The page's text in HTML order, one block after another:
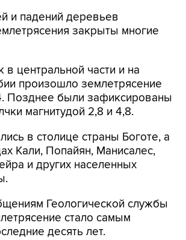
и падений деревьев
закрыты многие
в центральной части и на
произошло землетрясение
Позднее были зафиксированы
магнитудой 2,8 и 4,8.
в столице страны Боготе, а
Кали, Попайян, Манисалес,
и других населенных
Геологической службы
стало самым
десять лет.